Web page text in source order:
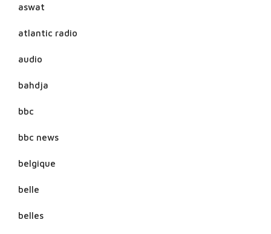
aswat
atlantic radio
audio
bahdja
bbc
bbc news
belgique
belle
belles